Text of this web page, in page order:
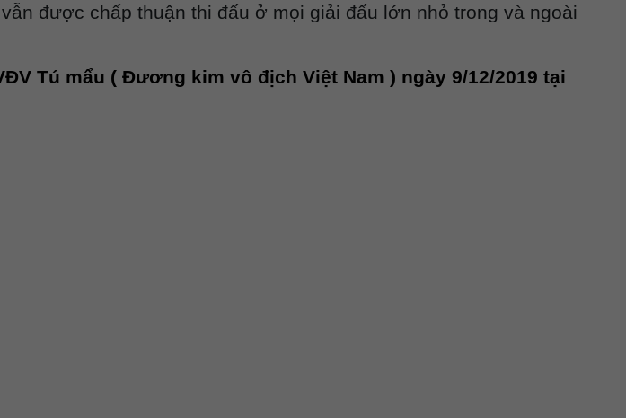
được chấp thuận thi đấu ở mọi giải đấu lớn nhỏ trong và ngoài
Tú mẩu ( Đương kim vô địch Việt Nam ) ngày 9/12/2019 tại